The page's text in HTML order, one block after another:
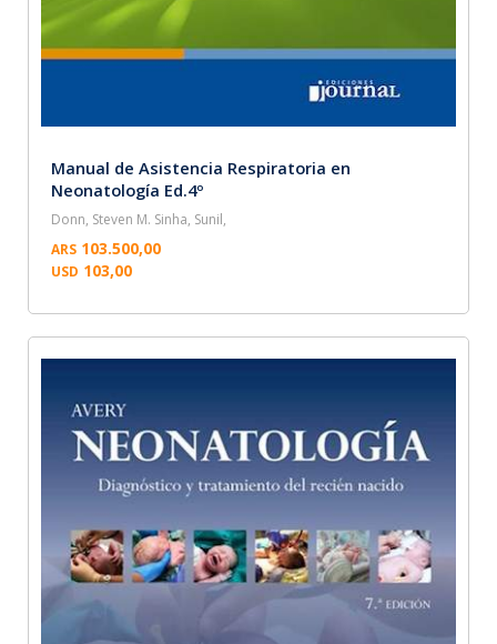
Manual de Asistencia Respiratoria en
Neonatología Ed.4º
Donn, Steven M. Sinha, Sunil,
ARS 103.500,00
USD 103,00